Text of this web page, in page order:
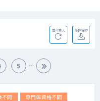
並べ替え 条件保存
5
不問
専門医資格不問